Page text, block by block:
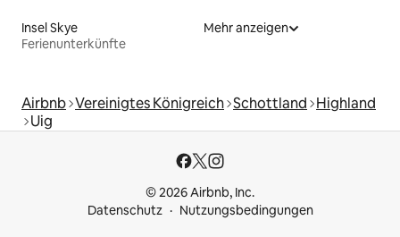
Insel Skye
Ferienunterkünfte
Mehr anzeigen
Airbnb Vereinigtes Königreich Schottland Highland
Uig
© 2026 Airbnb, Inc.
Datenschutz
Nutzungsbedingungen